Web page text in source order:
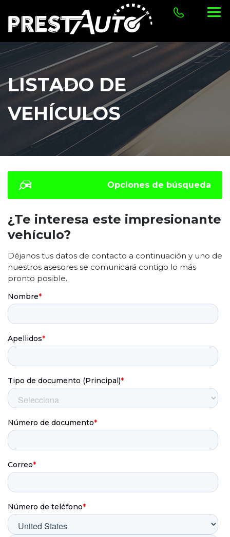
LISTADO DE
VEHÍCULOS
Opciones de búsqueda
¿Te interesa este impresionante
vehículo?
Déjanos tus datos de contacto a continuación y uno de
nuestros asesores se comunicará contigo lo más
pronto posible.